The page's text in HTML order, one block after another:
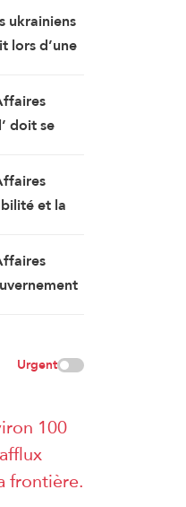
frontière.
ukrainiens
lors d’une
doit se
faire
œuvre du
et la
ont
Urgent
100
frontière.